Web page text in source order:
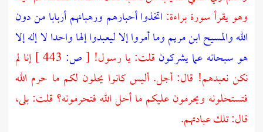
وهو يقرأ سورة براءة: اتخذوا أحبارهم ورهبانهم أربابا من دون
الله والمسيح ابن مريم وما أمروا إلا ليعبدوا إلها واحدا لا إله إلا
هو سبحانه عما يشركون قلت: يا رسول! [ص:
إنا لم
نكن نعبدهم! قال: أجل. أليس كانوا يحلون لكم ما حرم الله
فتستحلونه ويحرمون عليكم ما أحل الله فتحرمونه؟ قلت: بلى،
قال: تلك عبادتهم.